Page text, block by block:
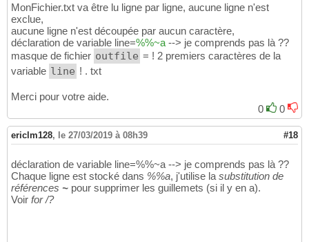
MonFichier.txt va être lu ligne par ligne, aucune ligne n'est
exclue,
aucune ligne n'est découpée par aucun caractère,
déclaration de variable line=%%~a --> je comprends pas là ??
masque de fichier outfile = ! 2 premiers caractères de la
variable line ! . txt
Merci pour votre aide.
0
0
ericlm128, le 27/03/2019 à 08h39 #18
déclaration de variable line=%%~a --> je comprends pas là ??
Chaque ligne est stocké dans %%a, j'utilise la substitution de
références ~ pour supprimer les guillemets (si il y en a).
Voir for /?